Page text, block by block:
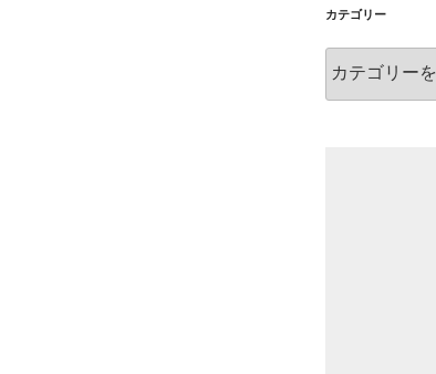
ブ
カテゴリー
テ